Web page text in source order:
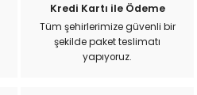
Kredi Kartı ile Ödeme
Tüm şehirlerimize güvenli bir
şekilde paket teslimatı
yapıyoruz.